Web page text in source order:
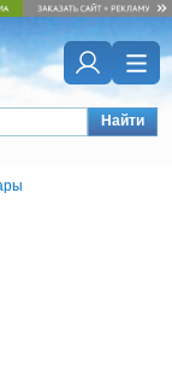
Найти